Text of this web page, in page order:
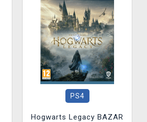
PS4
Hogwarts Legacy BAZAR